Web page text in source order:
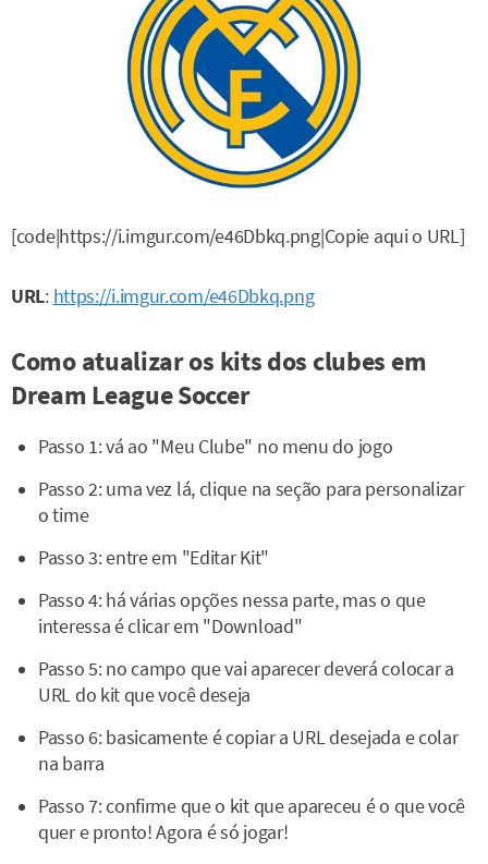
[code|https://i.imgur.com/e46Dbkq.png|Copie aqui o URL]
URL: https://i.imgur.com/e46Dbkq.png
Como atualizar os kits dos clubes em
Dream League Soccer
Passo 1: vá ao "Meu Clube" no menu do jogo
Passo 2: uma vez lá, clique na seção para personalizar
o time
Passo 3: entre em "Editar Kit"
Passo 4: há várias opções nessa parte, mas o que
interessa é clicar em "Download"
Passo 5: no campo que vai aparecer deverá colocar a
URL do kit que você deseja
Passo 6: basicamente é copiar a URL desejada e colar
na barra
Passo 7: confirme que o kit que apareceu é o que você
quer e pronto! Agora é só jogar!